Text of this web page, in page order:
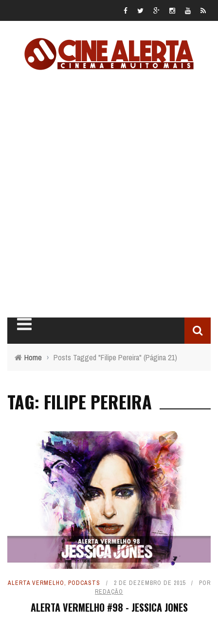
Home › Posts Tagged "Filipe Pereira" (Página 21)
TAG: FILIPE PEREIRA
ALERTA VERMELHO, PODCASTS 2 DE DEZEMBRO DE 2015
POR
REDAÇÃO
ALERTA VERMELHO #98 - JESSICA JONES